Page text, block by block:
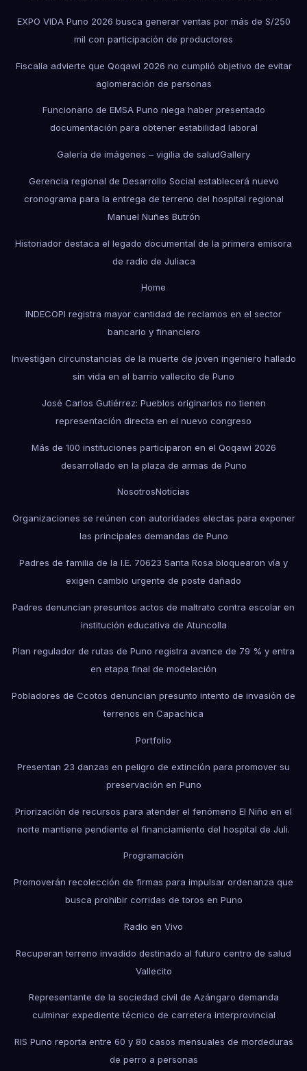
EXPO VIDA Puno 2026 busca generar ventas por más de S/250
mil con participación de productores
Fiscalía advierte que Qoqawi 2026 no cumplió objetivo de evitar
aglomeración de personas
Funcionario de EMSA Puno niega haber presentado
documentación para obtener estabilidad laboral
Galería de imágenes – vigilia de saludGallery
Gerencia regional de Desarrollo Social establecerá nuevo
cronograma para la entrega de terreno del hospital regional
Manuel Nuñes Butrón
Historiador destaca el legado documental de la primera emisora
de radio de Juliaca
Home
INDECOPI registra mayor cantidad de reclamos en el sector
bancario y financiero
Investigan circunstancias de la muerte de joven ingeniero hallado
sin vida en el barrio vallecito de Puno
José Carlos Gutiérrez: Pueblos originarios no tienen
representación directa en el nuevo congreso
Más de 100 instituciones participaron en el Qoqawi 2026
desarrollado en la plaza de armas de Puno
NosotrosNoticias
Organizaciones se reúnen con autoridades electas para exponer
las principales demandas de Puno
Padres de familia de la I.E. 70623 Santa Rosa bloquearon vía y
exigen cambio urgente de poste dañado
Padres denuncian presuntos actos de maltrato contra escolar en
institución educativa de Atuncolla
Plan regulador de rutas de Puno registra avance de 79 % y entra
en etapa final de modelación
Pobladores de Ccotos denuncian presunto intento de invasión de
terrenos en Capachica
Portfolio
Presentan 23 danzas en peligro de extinción para promover su
preservación en Puno
Priorización de recursos para atender el fenómeno El Niño en el
norte mantiene pendiente el financiamiento del hospital de Juli.
Programación
Promoverán recolección de firmas para impulsar ordenanza que
busca prohibir corridas de toros en Puno
Radio en Vivo
Recuperan terreno invadido destinado al futuro centro de salud
Vallecito
Representante de la sociedad civil de Azángaro demanda
culminar expediente técnico de carretera interprovincial
RIS Puno reporta entre 60 y 80 casos mensuales de mordeduras
de perro a personas